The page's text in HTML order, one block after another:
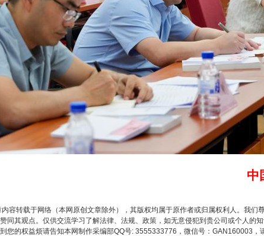
中
内容转载于网络（本网原创文章除外），其版权均属于原作者或归属权利人。我
同其观点。仅供交流学习了解法律、法规、政策，如无意侵犯到贵公司或个人的
您的权益烦请告知本网制作采编部QQ号: 3555333776，微信号：GAN160003
一批国家标准开始实施